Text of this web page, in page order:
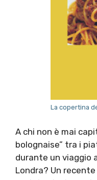
La copertina
A chi non è mai
bolognaise” tra i
durante un viaggio
Londra? Un